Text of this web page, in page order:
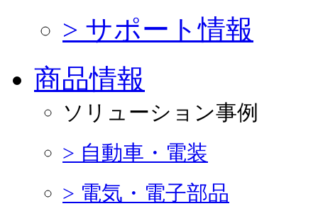
> サポート情報
商品情報
ソリューション事例
> 自動車・電装
> 電気・電子部品